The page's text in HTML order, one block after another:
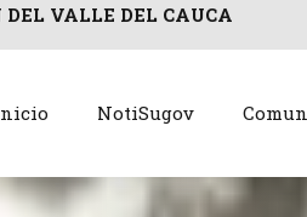
VALLE DEL CAUCA
NotiSugov